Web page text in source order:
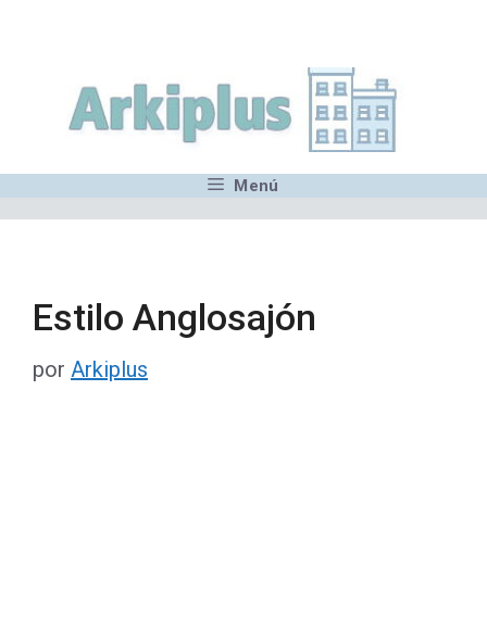
contenido
Menú
Estilo Anglosajón
por Arkiplus